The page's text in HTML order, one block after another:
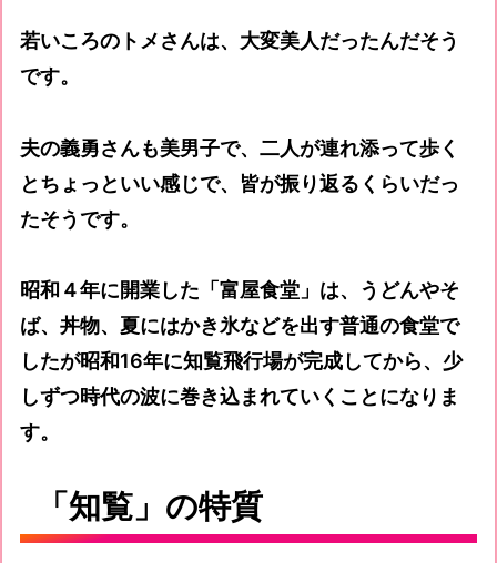
若いころのトメさんは、大変美人だったんだそう
です。
夫の義勇さんも美男子で、二人が連れ添って歩く
とちょっといい感じで、皆が振り返るくらいだっ
たそうです。
昭和４年に開業した「富屋食堂」は、うどんやそ
ば、丼物、夏にはかき氷などを出す普通の食堂で
したが昭和16年に知覧飛行場が完成してから、少
しずつ時代の波に巻き込まれていくことになりま
す。
「知覧」の特質